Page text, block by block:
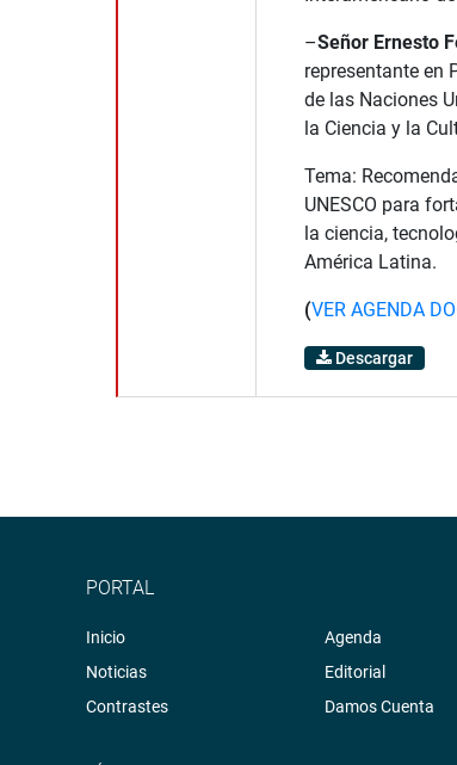
–Señor Ernesto
representante en
de las Naciones
la Ciencia y la
Tema:
UNESCO para
la ciencia,
América Latina.
(VER AGENDA
Descargar
PORTAL
Inicio
Noticias
Contrastes
Agenda
Editorial
Damos Cuenta